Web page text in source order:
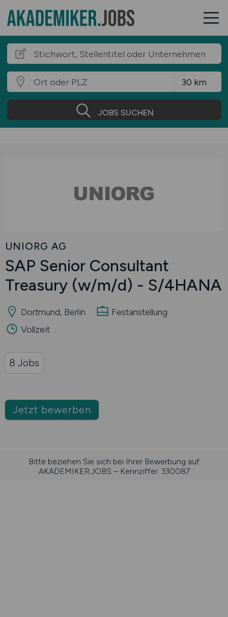
JOBS SUCHEN
UNIORG AG
SAP Senior Consultant
Treasury (w/m/d) - S/4HANA
Dortmund, Berlin
Festanstellung
Vollzeit
Jetzt bewerben
8 Jobs
Bitte beziehen Sie sich bei Ihrer Bewerbung auf
AKADEMIKER.JOBS – Kennziffer: 330087